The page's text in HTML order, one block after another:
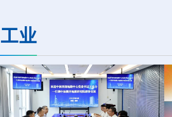
萨斯大学物理与天文系教授迈克尔·默里
和堪萨斯大学杰出教授克里斯托夫·罗永
互...
工业